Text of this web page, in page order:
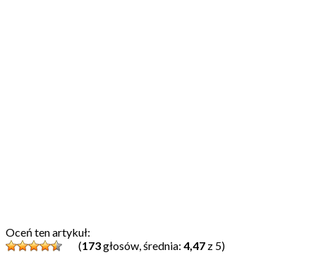
Oceń ten artykuł:
(173głosów, średnia: 4,47 z 5)